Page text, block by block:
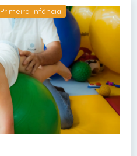
Primeira infância